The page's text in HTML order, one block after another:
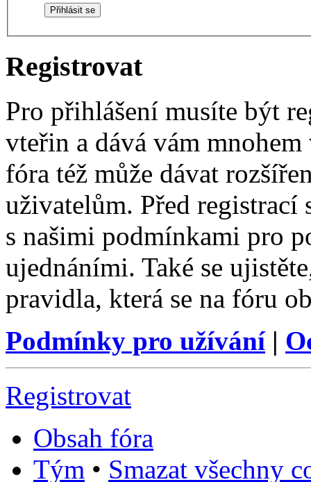
Registrovat
Pro přihlášení musíte být
vteřin a dává vám
fóra též může dávat
uživatelům. Před registrací
s našimi podmínkami pro
ujednáními. Také se
pravidla, která se na fóru
Podmínky pro užívání|
Registrovat
Obsah fóra
Tým • Smazat všechny